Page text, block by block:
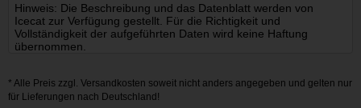
Hinweis: Die Beschreibung und das Datenblatt werden von
Icecat zur Verfügung gestellt. Für die Richtigkeit und
Vollständigkeit der aufgeführten Daten wird keine Haftung
übernommen.
* Alle Preis zzgl. Versandkosten soweit nicht anders angegeben und gelten nur
für Lieferungen nach Deutschland!